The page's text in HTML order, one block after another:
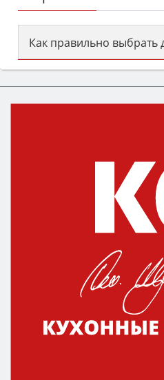
Как правильно выбрать
Сначала определитесь
электрический) и
затем смотрите на